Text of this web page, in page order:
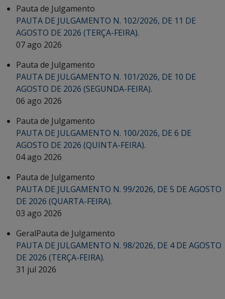
Pauta de Julgamento
PAUTA DE JULGAMENTO N. 102/2026, DE 11 DE
AGOSTO DE 2026 (TERÇA-FEIRA).
07 ago 2026
Pauta de Julgamento
PAUTA DE JULGAMENTO N. 101/2026, DE 10 DE
AGOSTO DE 2026 (SEGUNDA-FEIRA).
06 ago 2026
Pauta de Julgamento
PAUTA DE JULGAMENTO N. 100/2026, DE 6 DE
AGOSTO DE 2026 (QUINTA-FEIRA).
04 ago 2026
Pauta de Julgamento
PAUTA DE JULGAMENTO N. 99/2026, DE 5 DE AGOSTO
DE 2026 (QUARTA-FEIRA).
03 ago 2026
GeralPauta de Julgamento
PAUTA DE JULGAMENTO N. 98/2026, DE 4 DE AGOSTO
DE 2026 (TERÇA-FEIRA).
31 jul 2026